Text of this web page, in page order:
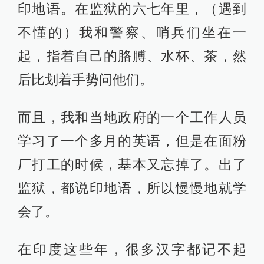
印地语。在监狱的六七年里，（遇到
不懂的）我和警察、哨兵们坐在一
起，指着自己的胳膊、水杯、茶，然
后比划着手势问他们。
而且，我和当地政府的一个工作人员
学习了一个多月的英语，但是在面粉
厂打工的时候，基本又忘掉了。出了
监狱，都说印地语，所以慢慢地就学
会了。
在印度这些年，很多汉字都记不起